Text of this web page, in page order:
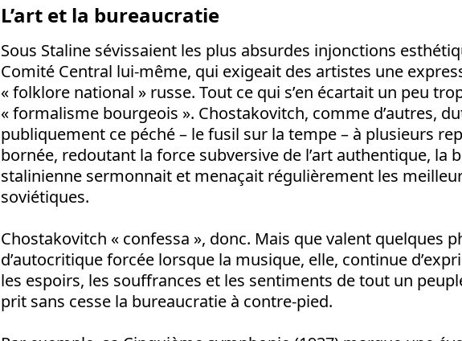
L’art et la bureaucratie
Sous Staline sévissaient les plus absurdes injonctions
Comité Central lui-même, qui exigeait des artistes une
« folklore national » russe. Tout ce qui s’en écartait un peu
« formalisme bourgeois ». Chostakovitch, comme d’autres,
publiquement ce péché – le fusil sur la tempe – à plusieurs
bornée, redoutant la force subversive de l’art authentique, la
stalinienne sermonnait et menaçait régulièrement les
soviétiques.
Chostakovitch « confessa », donc. Mais que valent quelques
d’autocritique forcée lorsque la musique, elle, continue
les espoirs, les souffrances et les sentiments de tout un
prit sans cesse la bureaucratie à contre-pied.